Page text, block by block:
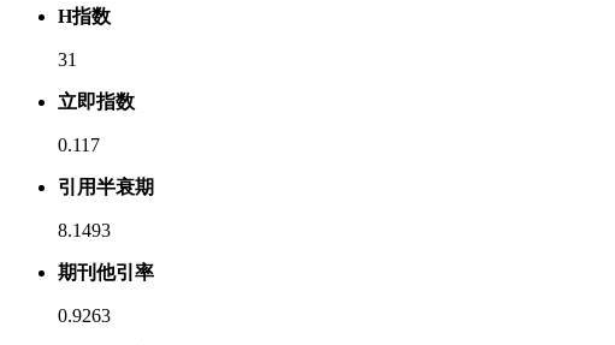
H指数
31
立即指数
0.117
引用半衰期
8.1493
期刊他引率
0.9263